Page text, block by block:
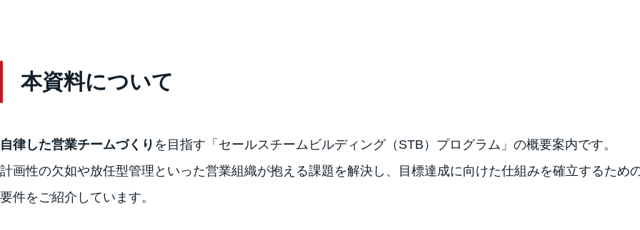
本資料について
自律した営業チームづくり を目指す「セールスチームビルディング（STB）プログラム」の概要案内です。
計画性の欠如や放任型管理といった営業組織が抱える課題を解決し、目標達成に向けた仕組みを確立するため
要件をご紹介しています。